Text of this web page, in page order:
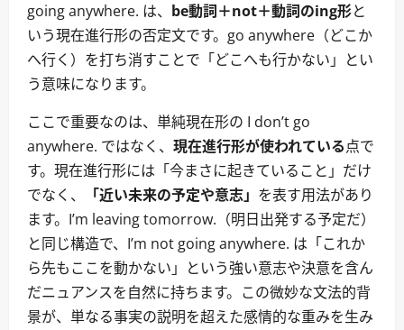
going anywhere. は、 be動詞＋not＋動詞のing形と
いう現在進行形の否定文です。go anywhere（どこか
へ行く）を打ち消すことで「どこへも行かない」とい
う意味になります。
ここで重要なのは、単純現在形の I don’t go
anywhere. ではなく、 現在進行形が使われている点で
す。現在進行形には「今まさに起きていること」だけ
でなく、
「近い未来の予定や意志」 を表す用法があり
ます。I’m leaving tomorrow.（明日出発する予定だ）
と同じ構造で、I’m not going anywhere. は「これか
ら先もここを動かない」という強い意志や決意を含ん
だニュアンスを自然に持ちます。この微妙な文法的背
景が、単なる事実の説明を超えた感情的な重みを生み